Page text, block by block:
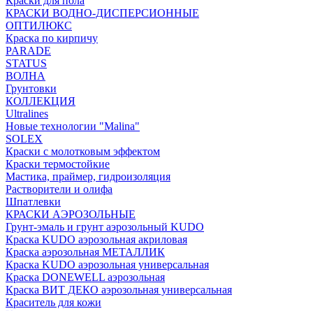
КРАСКИ ВОДНО-ДИСПЕРСИОННЫЕ
ОПТИЛЮКС
Краска по кирпичу
PARADE
STATUS
ВОЛНА
Грунтовки
КОЛЛЕКЦИЯ
Ultralines
Новые технологии "Malina"
SOLEX
Краски с молотковым эффектом
Краски термостойкие
Мастика, праймер, гидроизоляция
Растворители и олифа
Шпатлевки
КРАСКИ АЭРОЗОЛЬНЫЕ
Грунт-эмаль и грунт аэрозольный KUDO
Краска KUDO аэрозольная акриловая
Краска аэрозольная МЕТАЛЛИК
Краска KUDO аэрозольная универсальная
Краска DONEWELL аэрозольная
Краска ВИТ ДЕКО аэрозольная универсальная
Краситель для кожи